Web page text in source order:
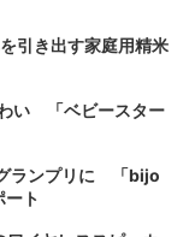
引き出す家庭用精米
い 「ベビースター
ランプリに 「bijo
ト